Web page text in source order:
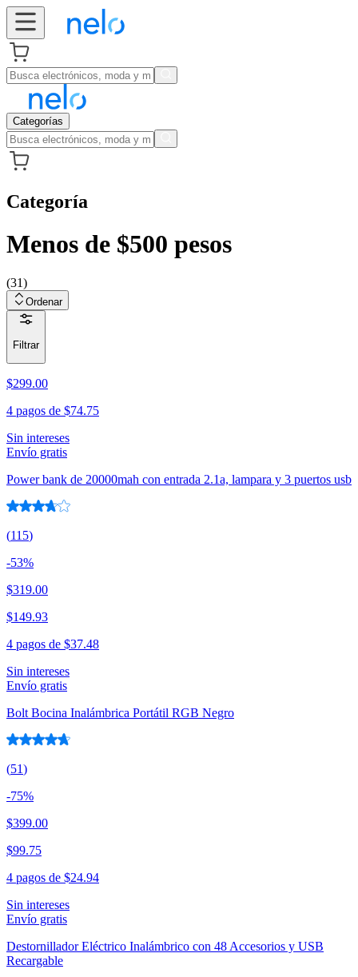
Categorías
Categoría
Menos de $500 pesos
(31)
Ordenar
Filtrar
$299.00
4 pagos de $74.75
Sin intereses
Envío gratis
Power bank de 20000mah con entrada 2.1a, lampara y 3 puertos usb
(115)
-53%
$319.00
$149.93
4 pagos de $37.48
Sin intereses
Envío gratis
Bolt Bocina Inalámbrica Portátil RGB Negro
(51)
-75%
$399.00
$99.75
4 pagos de $24.94
Sin intereses
Envío gratis
Destornillador Eléctrico Inalámbrico con 48 Accesorios y USB
Recargable